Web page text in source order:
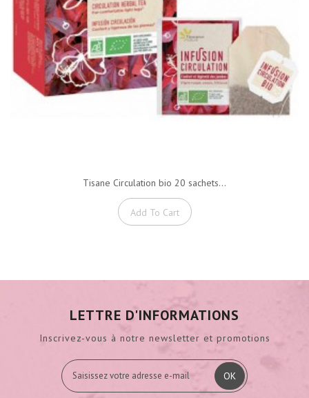
Tisane Circulation bio 20 sachets...
Add To Cart
LETTRE D'INFORMATIONS
Inscrivez-vous à notre newsletter et promotions
OK